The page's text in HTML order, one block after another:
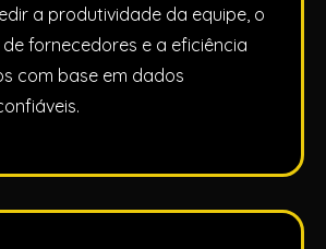
a produtividade da equipe, o
fornecedores e a eficiência
com base em dados